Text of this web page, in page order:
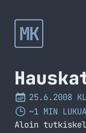
MK
25.6.2008
~1 MIN
Aloin